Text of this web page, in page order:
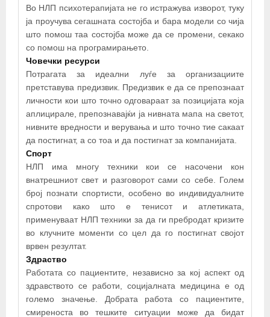
Во НЛП психотерапијата не го истражува изворот, туку
ја проучува сегашната состојба и бара модели со чија
што помош таа состојба може да се промени, секако
со помош на програмирањето.
Човечки ресурси
Потрагата за идеални луѓе за организациите
претставува предизвик. Предизвик е да се препознаат
личности кои што точно одговараат за позицијата која
аплицирале, препознавајќи ја нивната мапа на светот,
нивните вредности и верувања и што точно тие сакаат
да постигнат, а со тоа и да постигнат за компанијата.
Спорт
НЛП има многу техники кои се насочени кон
внатрешниот свет и разговорот сами со себе. Голем
број познати спортисти, особено во индивидуалните
спротови како што е тенисот и атлетиката,
применуваат НЛП техники за да ги пребродат кризите
во клучните моменти со цел да го постигнат својот
врвен резултат.
Здраство
Работата со пациентите, независно за кој аспект од
здравството се работи, социјалната медицина е од
големо значење. Добрата работа со пациентите,
смиреноста во тешките ситуации може да бидат
Системски НЛП
×
+
−